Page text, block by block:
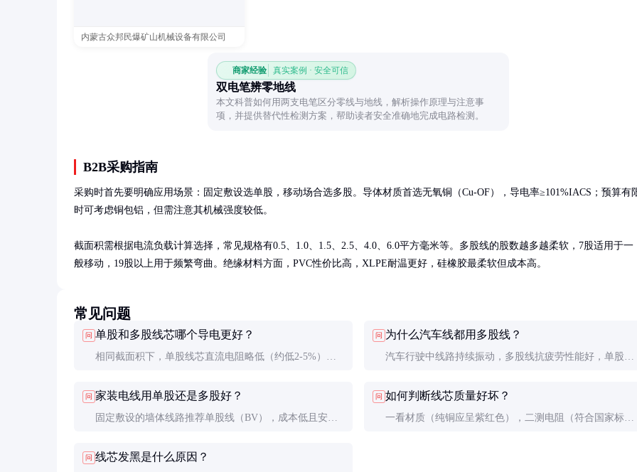
内蒙古众邦民爆矿山机械设备有限公司
商家经验 真实案例 · 安全可信
双电笔辨零地线
本文科普如何用两支电笔区分零线与地线，解析操作原理与注意事
项，并提供替代性检测方案，帮助读者安全准确地完成电路检测。
B2B采购指南
采购时首先要明确应用场景：固定敷设选单股，移动场合选多股。导体材质首选无氧铜（Cu-OF），导电率≥101%IACS；预算有
时可考虑铜包铝，但需注意其机械强度较低。
截面积需根据电流负载计算选择，常见规格有0.5、1.0、1.5、2.5、4.0、6.0平方毫米等。多股线的股数越多越柔软，7股适用于一
般移动，19股以上用于频繁弯曲。绝缘材料方面，PVC性价比高，XLPE耐温更好，硅橡胶最柔软但成本高。
常见问题
问 单股和多股线芯哪个导电更好？
相同截面积下，单股线芯直流电阻略低（约低2-5%），
考虑机械需求。
问 为什么汽车线都用多股线？
汽车行驶中线路持续振动，多股线抗疲劳性能好，单股线
问 家装电线用单股还是多股好？
固定敷设的墙体线路推荐单股线（BV），成本低且安装
方便接线。
问 如何判断线芯质量好坏？
一看材质（纯铜应呈紫红色），二测电阻（符合国家标
问 线芯发黑是什么原因？